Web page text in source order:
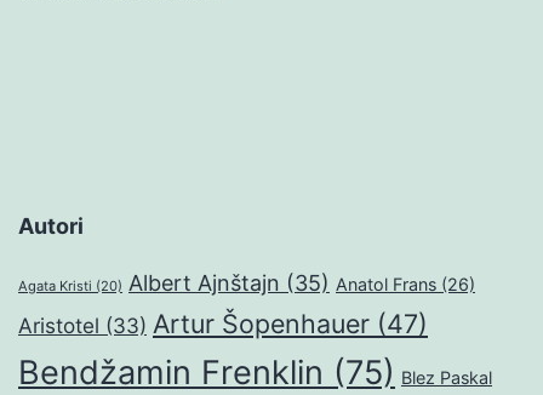
Autori
Agata Kristi (20) Albert Ajnštajn (35) Anatol Frans (26)
Aristotel (33) Artur Šopenhauer (47)
Bendžamin Frenklin (75) Blez Paskal